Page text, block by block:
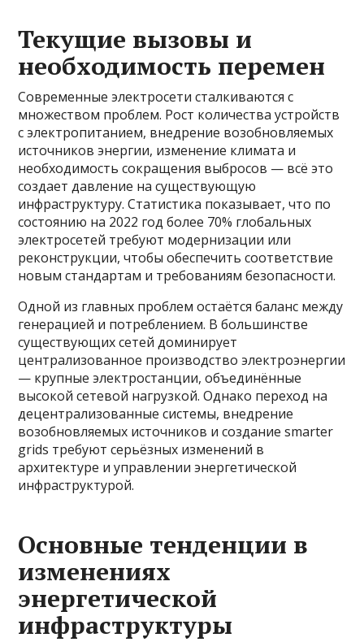
Текущие вызовы и
необходимость перемен
Современные электросети сталкиваются с
множеством проблем. Рост количества устройств
с электропитанием, внедрение возобновляемых
источников энергии, изменение климата и
необходимость сокращения выбросов — всё это
создает давление на существующую
инфраструктуру. Статистика показывает, что по
состоянию на 2022 год более 70% глобальных
электросетей требуют модернизации или
реконструкции, чтобы обеспечить соответствие
новым стандартам и требованиям безопасности.
Одной из главных проблем остаётся баланс между
генерацией и потреблением. В большинстве
существующих сетей доминирует
централизованное производство электроэнергии
— крупные электростанции, объединённые
высокой сетевой нагрузкой. Однако переход на
децентрализованные системы, внедрение
возобновляемых источников и создание smarter
grids требуют серьёзных изменений в
архитектуре и управлении энергетической
инфраструктурой.
Основные тенденции в
изменениях
энергетической
инфраструктуры